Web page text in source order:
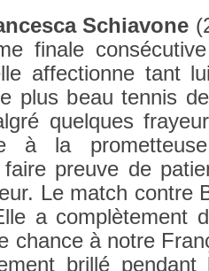
Schiavone
fin­ale
af­fection­ne tant
plus beau ten­nis
quel­ques
à la pro­met­teuse
pre­uve de
Le match con­tre
a com­plète­ment
chan­ce à notre
brillé